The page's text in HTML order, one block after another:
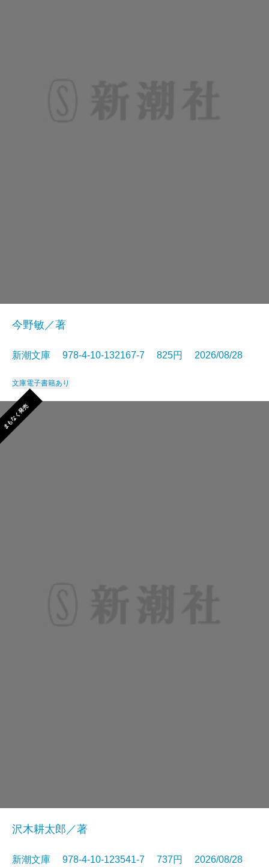
今野敏／著
新潮文庫 978-4-10-132167-7 825円 2026/08/28
文庫電子書籍あり
まもなく発売
沢木耕太郎／著
新潮文庫 978-4-10-123541-7 737円 2026/08/28